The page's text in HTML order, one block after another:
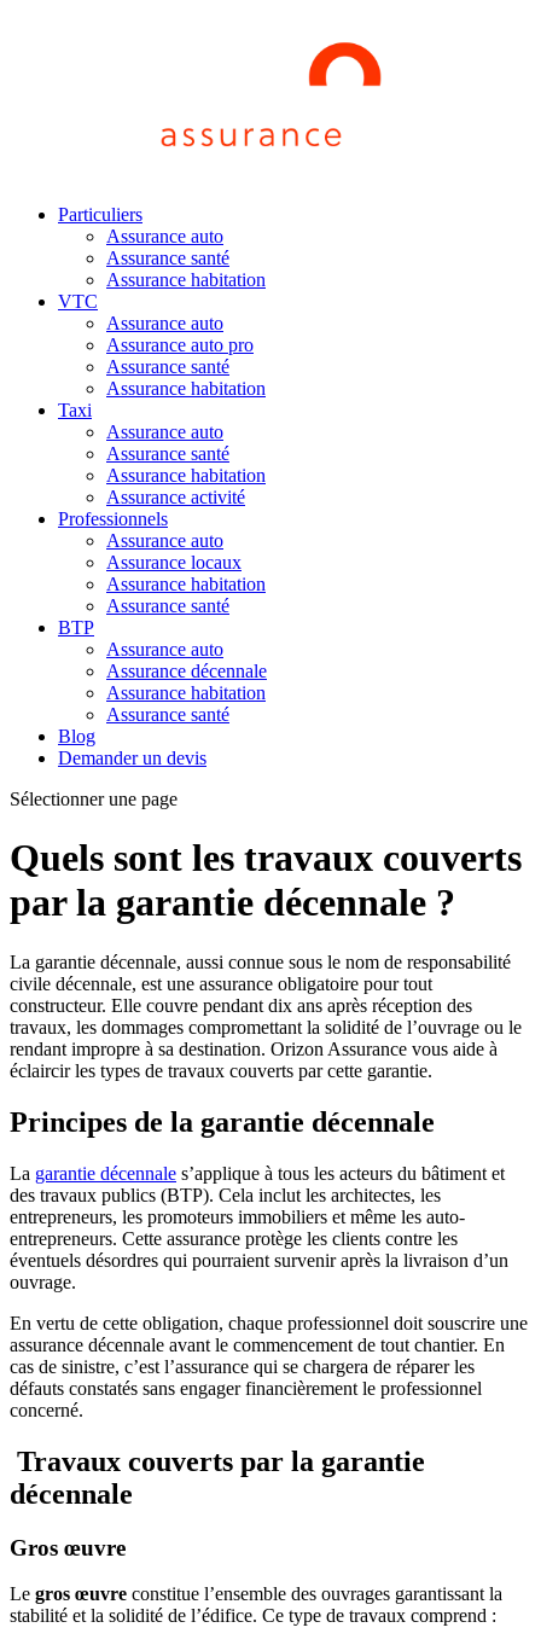
Particuliers
Assurance auto
Assurance santé
Assurance habitation
VTC
Assurance auto
Assurance auto pro
Assurance santé
Assurance habitation
Taxi
Assurance auto
Assurance santé
Assurance habitation
Assurance activité
Professionnels
Assurance auto
Assurance locaux
Assurance habitation
Assurance santé
BTP
Assurance auto
Assurance décennale
Assurance habitation
Assurance santé
Blog
Demander un devis
Sélectionner une page
Quels sont les travaux couverts
par la garantie décennale ?
La garantie décennale, aussi connue sous le nom de responsabilité
civile décennale, est une assurance obligatoire pour tout
constructeur. Elle couvre pendant dix ans après réception des
travaux, les dommages compromettant la solidité de l’ouvrage ou le
rendant impropre à sa destination. Orizon Assurance vous aide à
éclaircir les types de travaux couverts par cette garantie.
Principes de la garantie décennale
La garantie décennale s’applique à tous les acteurs du bâtiment et
des travaux publics (BTP). Cela inclut les architectes, les
entrepreneurs, les promoteurs immobiliers et même les auto-
entrepreneurs. Cette assurance protège les clients contre les
éventuels désordres qui pourraient survenir après la livraison d’un
ouvrage.
En vertu de cette obligation, chaque professionnel doit souscrire une
assurance décennale avant le commencement de tout chantier. En
cas de sinistre, c’est l’assurance qui se chargera de réparer les
défauts constatés sans engager financièrement le professionnel
concerné.
Travaux couverts par la garantie
décennale
Gros œuvre
Le gros œuvre constitue l’ensemble des ouvrages garantissant la
stabilité et la solidité de l’édifice. Ce type de travaux comprend :